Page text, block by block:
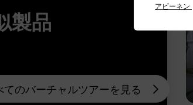
製品
てのバーチャルツアーを見る
アビーネン